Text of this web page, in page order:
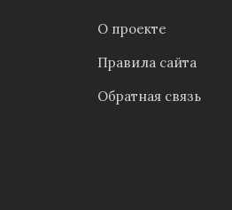
О проекте
Правила сайта
Обратная связь